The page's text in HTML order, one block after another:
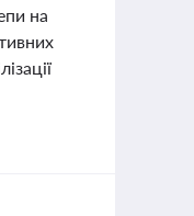
на